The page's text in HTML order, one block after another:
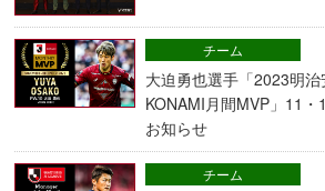
大迫勇也選手「2023明
KONAMI月間MVP」11
お知らせ
チーム
チーム